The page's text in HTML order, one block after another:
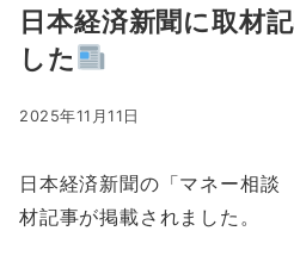
日本経済新聞に取材
した
2025年11月11日
日本経済新聞の「マネー相
材記事が掲載されました。